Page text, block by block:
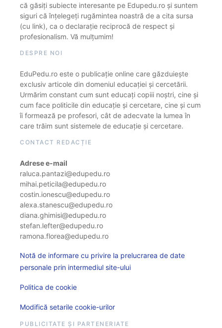
că găsiți subiecte interesante pe Edupedu.ro și suntem
siguri că înțelegeți rugămintea noastră de a cita sursa
(cu link), ca o declarație reciprocă de respect și
profesionalism. Vă mulțumim!
DESPRE NOI
EduPedu.ro este o publicație online care găzduiește
exclusiv articole din domeniul educației și cercetării.
Urmărim constant cum sunt educați copiii noștri, cine și
cum face politicile din educație și cercetare, cine și cum
îi formează pe profesori, cât de adecvate la lumea în
care trăim sunt sistemele de educație și cercetare.
CONTACT REDACȚIE
Adrese e-mail
raluca.pantazi@edupedu.ro
mihai.peticila@edupedu.ro
costin.ionescu@edupedu.ro
alexa.stanescu@edupedu.ro
diana.ghimisi@edupedu.ro
stefan.lefter@edupedu.ro
ramona.florea@edupedu.ro
Notă de informare cu privire la prelucrarea de date
personale prin intermediul site-ului
Politica de cookie
Modifică setarile cookie-urilor
PUBLICITATE ȘI PARTENERIATE